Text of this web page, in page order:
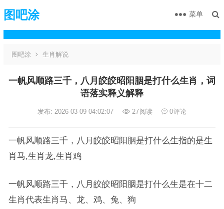
图吧涂 菜单
图吧涂 生肖解说
一帆风顺路三千，八月皎皎昭阳胭是打什么生肖，词
语落实释义解释
发布: 2026-03-09 04:02:07 27阅读 0评论
一帆风顺路三千，八月皎皎昭阳胭是打什么生指的是生
肖马,生肖龙,生肖鸡
一帆风顺路三千，八月皎皎昭阳胭是打什么生是在十二
生肖代表生肖马、龙、鸡、兔、狗